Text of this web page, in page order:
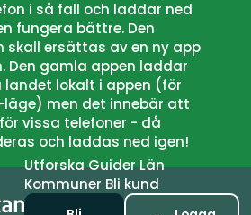
i så fall och laddar ned
fungera bättre. Den
skall ersättas av en ny app
Den gamla appen laddar
lokalt i appen (för
men det innebär att
vissa telefoner - då
och laddas ned igen!
UtforskaGuiderLän
Kommuner Bli kund